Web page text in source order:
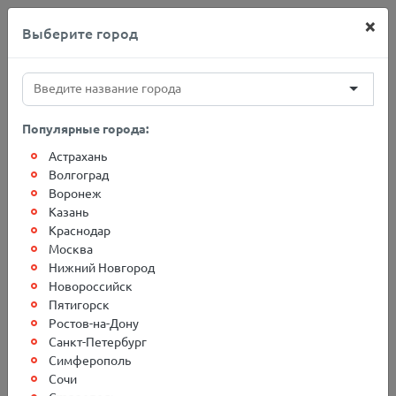
+7(812)767-20-27
Главная Адреса терминалов
Грузоперевозки в г. Тверь
Выберите город ×
Популярные города:
Астрахань
Волгоград
Воронеж
Казань
Краснодар
Москва
Нижний Новгород
Новороссийск
Пятигорск
Ростов-на-Дону
Санкт-Петербург
Симферополь
Сочи